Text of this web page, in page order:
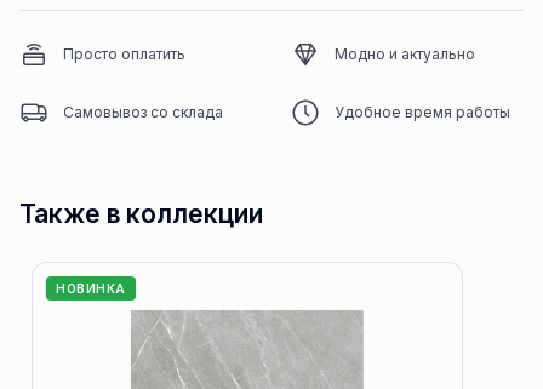
Просто оплатить Модно и актуально
Самовывоз со склада Удобное время работы
Также в коллекции
НОВИНКА